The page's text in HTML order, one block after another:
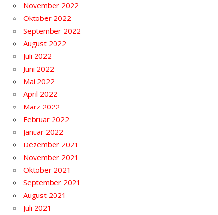
November 2022
Oktober 2022
September 2022
August 2022
Juli 2022
Juni 2022
Mai 2022
April 2022
März 2022
Februar 2022
Januar 2022
Dezember 2021
November 2021
Oktober 2021
September 2021
August 2021
Juli 2021